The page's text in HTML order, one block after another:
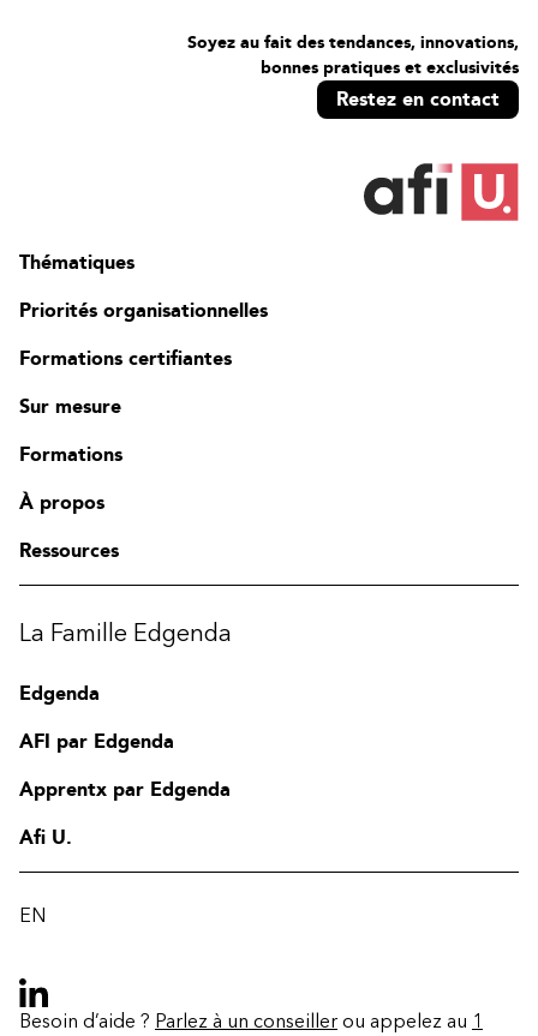
Soyez au fait des tendances, innovations,
bonnes pratiques et exclusivités
Restez en contact
Thématiques
Priorités organisationnelles
Formations certifiantes
Sur mesure
Formations
À propos
Ressources
La Famille Edgenda
Edgenda
AFI par Edgenda
Apprentx par Edgenda
Afi U.
EN
Besoin d’aide ? Parlez à un conseiller ou appelez au 1